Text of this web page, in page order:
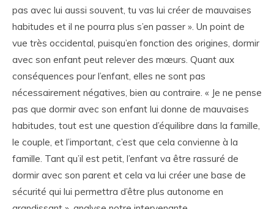
pas avec lui aussi souvent, tu vas lui créer de mauvaises
habitudes et il ne pourra plus s’en passer ». Un point de
vue très occidental, puisqu’en fonction des origines, dormir
avec son enfant peut relever des mœurs. Quant aux
conséquences pour l’enfant, elles ne sont pas
nécessairement négatives, bien au contraire. « Je ne pense
pas que dormir avec son enfant lui donne de mauvaises
habitudes, tout est une question d’équilibre dans la famille,
le couple, et l’important, c’est que cela convienne à la
famille. Tant qu’il est petit, l’enfant va être rassuré de
dormir avec son parent et cela va lui créer une base de
sécurité qui lui permettra d’être plus autonome en